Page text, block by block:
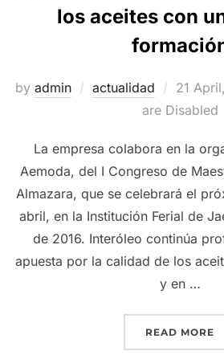
los aceites con
by admin actualidad
Posted
on
21
are Disabled
La empresa colabora en la
Aemoda, del I Congreso de
Almazara, que se celebrará el
abril, en la Institución Ferial de
de 2016. Interóleo continúa
apuesta por la calidad de los
y en …
READ MORE